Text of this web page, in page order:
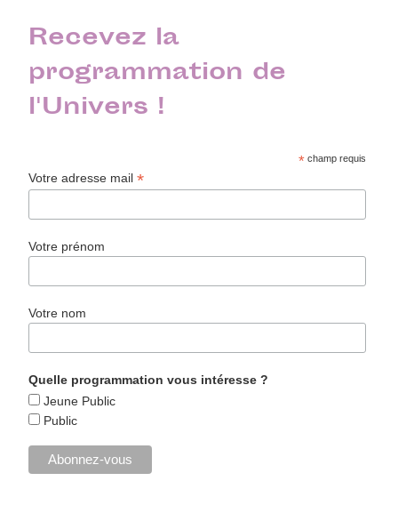
Recevez la
programmation de
l'Univers !
* champ requis
Votre adresse mail*
Votre prénom
Votre nom
Quelle programmation vous intéresse ?
Jeune Public
Public